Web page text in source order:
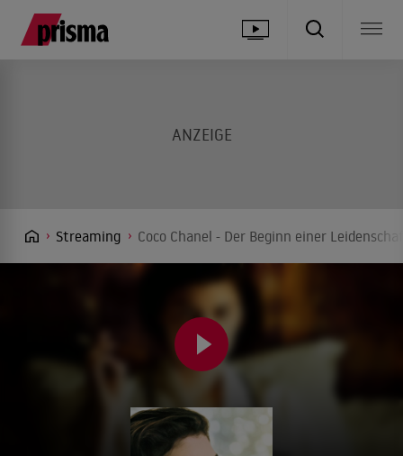
Streaming Coco Chanel - Der Beginn einer